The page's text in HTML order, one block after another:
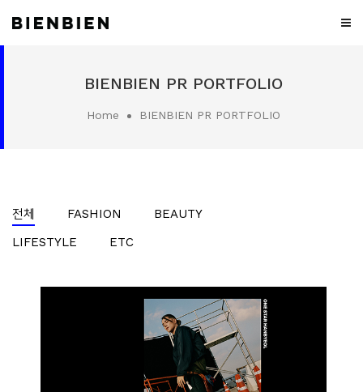
BIENBIEN PR PORTFOLIO
Home BIENBIEN PR PORTFOLIO
전체 FASHION
BEAUTY
LIFESTYLE
ETC
PROJECT
MEDIA